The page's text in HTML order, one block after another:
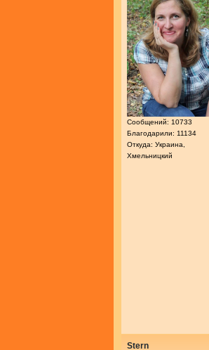
Сообщений: 10733
Благодарили: 11134
Откуда: Украина,
Хмельницкий
Stern